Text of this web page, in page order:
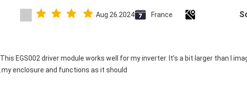
France
Aug 26.2024
This EGS002 driver module works well for my inverter. It’s a bit larger than I
my enclosure and functions as it should.